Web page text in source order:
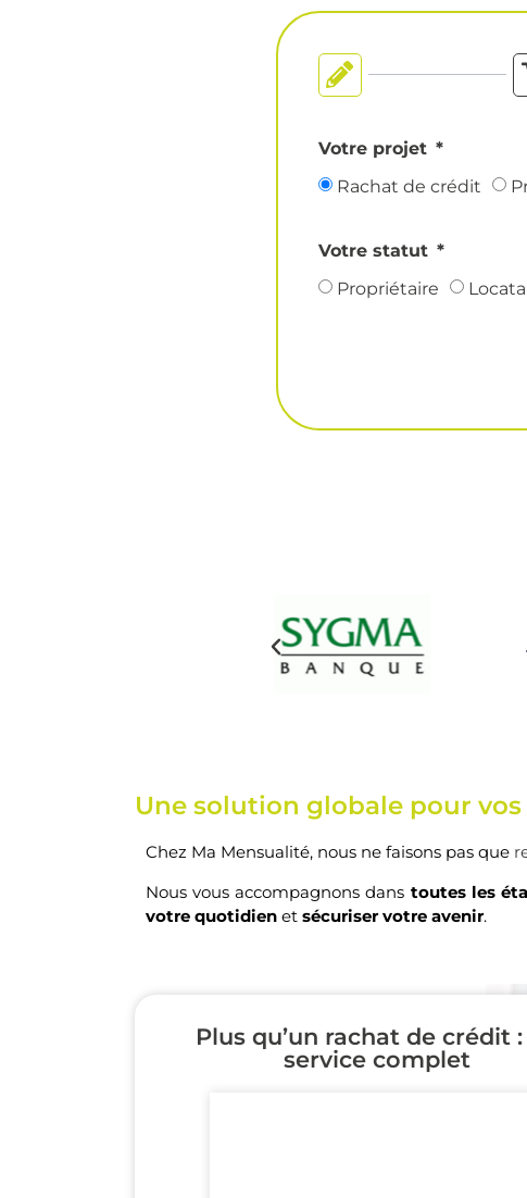
Votre projet
Rachat de crédit
Votre statut
Propriétaire
Une solution globale pour
Chez Ma Mensualité, nous ne faisons pas que
Nous vous accompagnons dans toutes les
votre quotidien et sécuriser votre avenir.
Plus qu’un rachat de crédit
service complet